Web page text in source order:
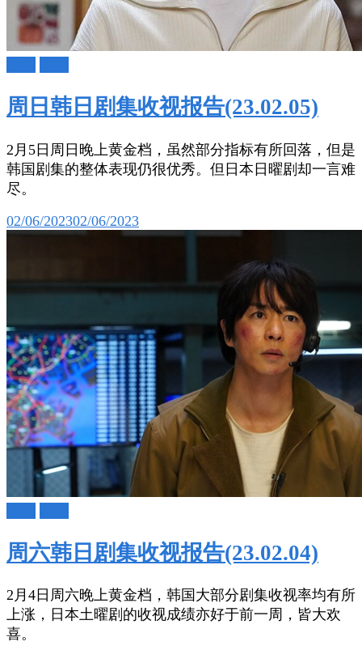
周日韩日剧集收视报告(23.02.05)
2月5日周日晚上黄金档，虽然部分指标有所回落，但是
韩国剧集的整体表现仍很优秀。但日本日曜剧却一言难
尽。
02/06/202302/06/2023
周六韩日剧集收视报告(23.02.04)
2月4日周六晚上黄金档，韩国大部分剧集收视率均有所
上涨，日本土曜剧的收视成绩亦好于前一周，皆大欢
喜。